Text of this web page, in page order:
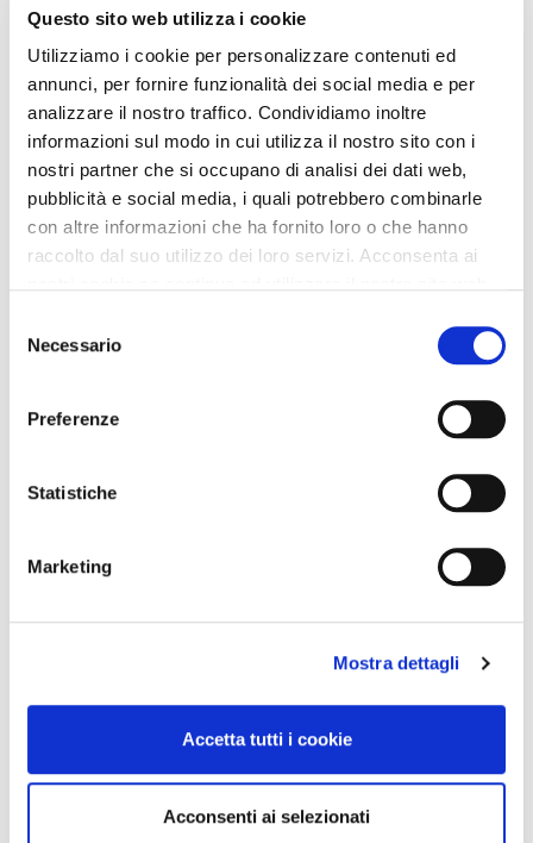
Questo sito web utilizza i cookie
Utilizziamo i cookie per personalizzare contenuti ed
annunci, per fornire funzionalità dei social media e per
analizzare il nostro traffico. Condividiamo inoltre
informazioni sul modo in cui utilizza il nostro sito con i
nostri partner che si occupano di analisi dei dati web,
pubblicità e social media, i quali potrebbero combinarle
con altre informazioni che ha fornito loro o che hanno
raccolto dal suo utilizzo dei loro servizi. Acconsenta ai
delNecessario
Preferenze
Statistiche
Marketing
Mostra dettagli
Accetta tutti i cookie
Acconsenti ai selezionati
Tras años de experiencia con tiendas independientes de
productos, CafèNoir inauguró sus primeras tiendas de marca
única, ubicadas inicialmente en los puntos de venta de estos
Hoy en día, la red de marca única se compone de 18 puntos